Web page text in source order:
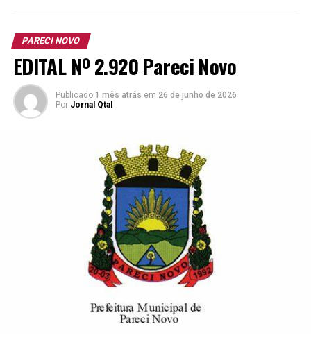
Cargo
requisitos
provimento
Fundamental
Incompleto e
CNH com no
mínimo
categoria “C”.
Aprovação
em prova
prática.
*Vale-Alimentação de R$ 32,00 por dia efetivamente
PARECI NOVO
EDITAL Nº 2.920 Pareci Novo
Publicado 1 mês atrás em 26 de junho de 2026
Por Jornal Qtal